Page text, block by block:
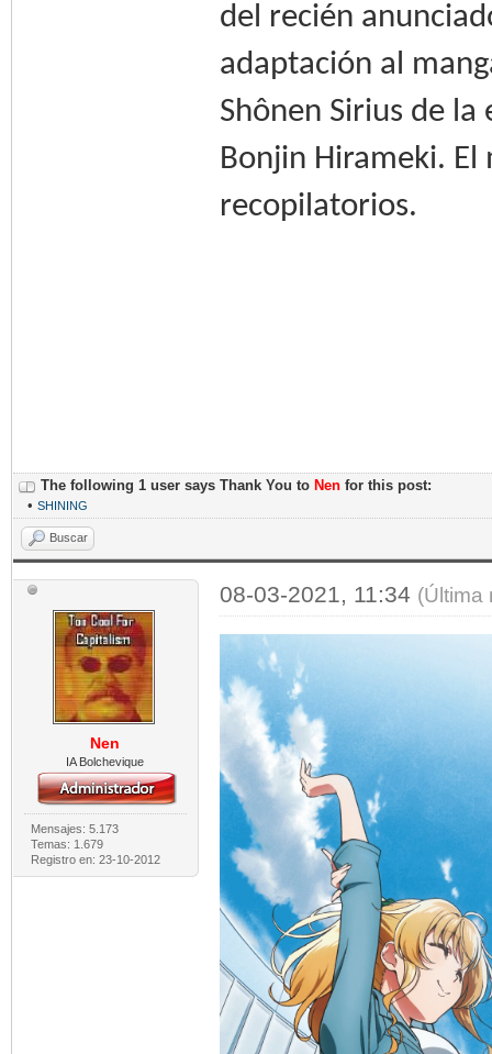
del recién
adaptación al
Shônen Sirius de
Bonjin Hirameki. El
recopilatorios.
The following 1 user says Thank You to Nen for this post:
• SHINING
Buscar
Nen
IA Bolchevique
Mensajes: 5.173
Temas: 1.679
Registro en: 23-10-2012
08-03-2021, 11:34 (Última